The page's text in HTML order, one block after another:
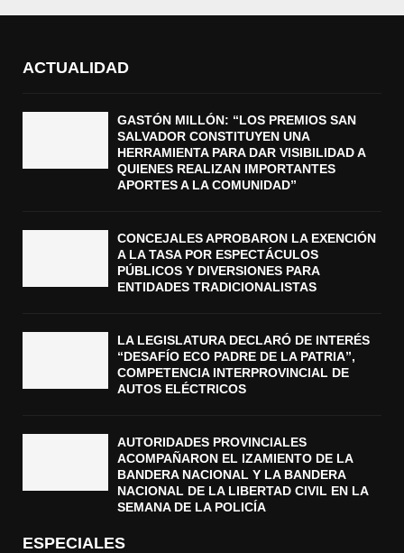
ACTUALIDAD
GASTÓN MILLÓN: “LOS PREMIOS SAN
SALVADOR CONSTITUYEN UNA
HERRAMIENTA PARA DAR VISIBILIDAD A
QUIENES REALIZAN IMPORTANTES
APORTES A LA COMUNIDAD”
CONCEJALES APROBARON LA EXENCIÓN
A LA TASA POR ESPECTÁCULOS
PÚBLICOS Y DIVERSIONES PARA
ENTIDADES TRADICIONALISTAS
LA LEGISLATURA DECLARÓ DE INTERÉS
“DESAFÍO ECO PADRE DE LA PATRIA”,
COMPETENCIA INTERPROVINCIAL DE
AUTOS ELÉCTRICOS
AUTORIDADES PROVINCIALES
ACOMPAÑARON EL IZAMIENTO DE LA
BANDERA NACIONAL Y LA BANDERA
NACIONAL DE LA LIBERTAD CIVIL EN LA
SEMANA DE LA POLICÍA
ESPECIALES